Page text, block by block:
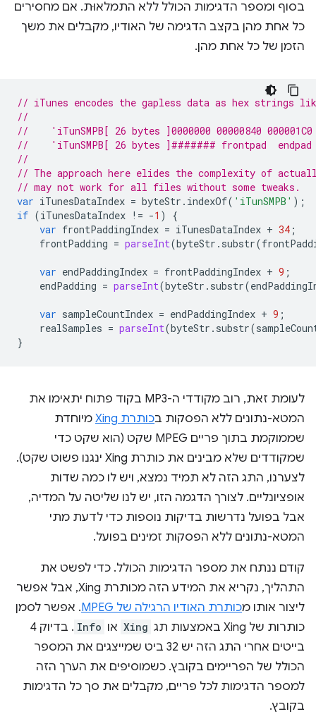
בסוף ומספר הדגימות הכולל ללא התמלאוּת. אם מחסירים
כל אחת מהן בקצב הדגימה של האודיו, מקבלים את משך
הזמן של כל אחת מהן.
// iTunes encodes the gapless data as hex strings
//
//    'iTunSMPB[ 26 bytes ]0000000 00000840 000001C0
//    'iTunSMPB[ 26 bytes ]####### frontpad
//
// The approach here elides the complexity of
// may not work for all files without some tweaks.
var iTunesDataIndex = byteStr . indexOf( 'iTunSMPB' );
if (iTunesDataIndex != -1 )
{
var frontPaddingIndex = iTunesDataIndex + 34 ;
frontPadding = parseInt(byteStr . substr(
var endPaddingIndex = frontPaddingIndex + 9 ;
endPadding = parseInt(byteStr . substr(
var sampleCountIndex = endPaddingIndex + 9 ;
realSamples = parseInt(byteStr . substr(
}
לעומת זאת, רוב מקודדי ה-MP3 בקוד פתוח יתאימו את
המטא-נתונים ללא הפסקות בכותרת Xing
מיוחדת
שממוקמת בתוך פריים MPEG שקט (הוא שקט כדי
שמקודדים שלא מבינים את כותרת Xing ינגנו פשוט שקט).
לצערנו, התג הזה לא תמיד נמצא, ויש לו כמה שדות
אופציונליים. לצורך הדגמה הזו, יש לנו שליטה על המדיה,
אבל בפועל נדרשות בדיקות נוספות כדי לדעת מתי
המטא-נתונים ללא הפסקות זמינים בפועל.
קודם ננתח את מספר הדגימות הכולל. כדי לפשט את
התהליך, נקריא את המידע הזה מכותרת Xing, אבל אפשר
ליצור אותו מכותרת האודיו הרגילה של MPEG
. אפשר לסמן
כותרות של Xing באמצעות תג
Xing או Info
. בדיוק 4
בייטים אחרי התג הזה יש 32 ביט שמייצגים את המספר
הכולל של הפריימים בקובץ. כשמוסיפים את הערך הזה
למספר הדגימות לכל פריים, מקבלים את סך כל הדגימות
בקובץ.